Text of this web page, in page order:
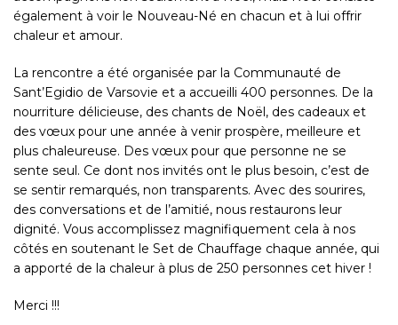
également à voir le Nouveau-Né en chacun et à lui offrir
chaleur et amour.
La rencontre a été organisée par la Communauté de
Sant’Egidio de Varsovie et a accueilli 400 personnes. De la
nourriture délicieuse, des chants de Noël, des cadeaux et
des vœux pour une année à venir prospère, meilleure et
plus chaleureuse. Des vœux pour que personne ne se
sente seul. Ce dont nos invités ont le plus besoin, c’est de
se sentir remarqués, non transparents. Avec des sourires,
des conversations et de l’amitié, nous restaurons leur
dignité. Vous accomplissez magnifiquement cela à nos
côtés en soutenant le Set de Chauffage chaque année, qui
a apporté de la chaleur à plus de 250 personnes cet hiver !
Merci !!!